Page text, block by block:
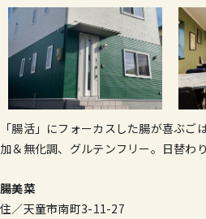
「腸活」にフォーカスした腸が喜ぶご
加＆無化調、グルテンフリー。日替わ
腸美菜
住／天童市南町3-11-27